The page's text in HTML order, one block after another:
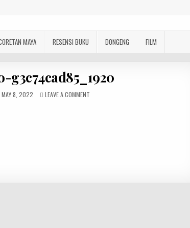
MAYA RESENSI BUKU DONGENG FILM
g3c74cad85_1920
PUBLISHED DATE:
MAY 8, 2022 LEAVE A COMMENTON GUANAJUATO-G3C74CAD85_1920